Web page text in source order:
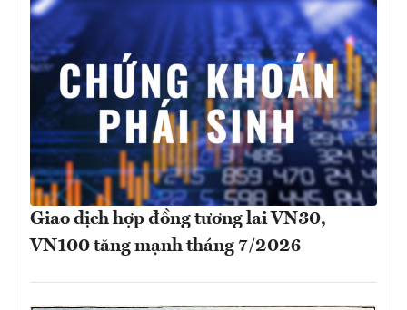
Giao dịch hợp đồng tương lai VN30,
VN100 tăng mạnh tháng 7/2026